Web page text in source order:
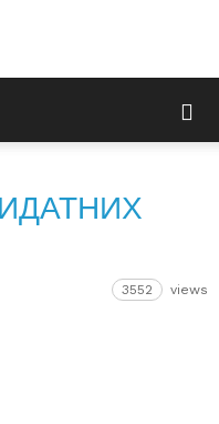
3552 views